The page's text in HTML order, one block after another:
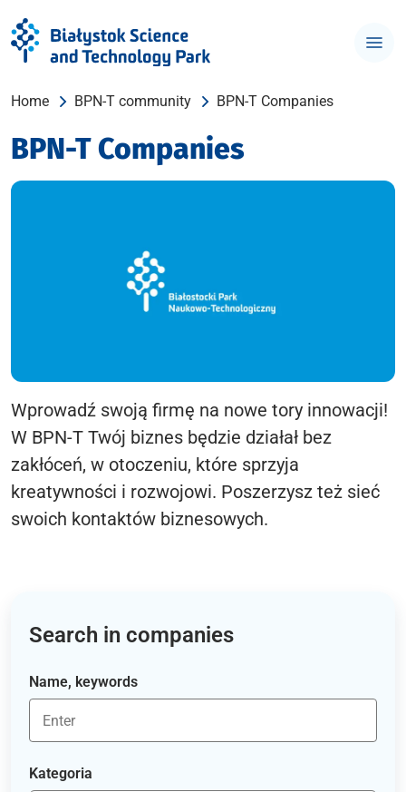
Home BPN-T community BPN-T Companies
BPN-T Companies
Wprowadź swoją firmę na nowe tory innowacji!
W BPN-T Twój biznes będzie działał bez
zakłóceń, w otoczeniu, które sprzyja
kreatywności i rozwojowi. Poszerzysz też sieć
swoich kontaktów biznesowych.
Search in companies
Name, keywords
Kategoria